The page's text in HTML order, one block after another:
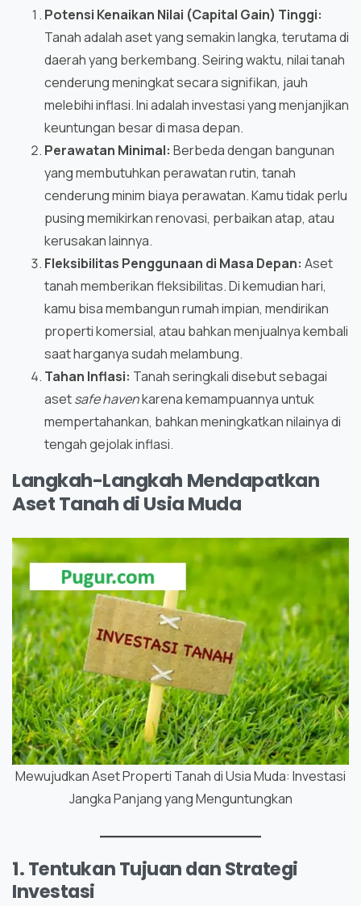
Potensi Kenaikan Nilai (Capital Gain) Tinggi:
Tanah adalah aset yang semakin langka, terutama di
daerah yang berkembang. Seiring waktu, nilai tanah
cenderung meningkat secara signifikan, jauh
melebihi inflasi. Ini adalah investasi yang menjanjikan
keuntungan besar di masa depan.
Perawatan Minimal: Berbeda dengan bangunan
yang membutuhkan perawatan rutin, tanah
cenderung minim biaya perawatan. Kamu tidak perlu
pusing memikirkan renovasi, perbaikan atap, atau
kerusakan lainnya.
Fleksibilitas Penggunaan di Masa Depan: Aset
tanah memberikan fleksibilitas. Di kemudian hari,
kamu bisa membangun rumah impian, mendirikan
properti komersial, atau bahkan menjualnya kembali
saat harganya sudah melambung.
Tahan Inflasi: Tanah seringkali disebut sebagai
asetsafe havenkarena kemampuannya untuk
mempertahankan, bahkan meningkatkan nilainya di
tengah gejolak inflasi.
Langkah-Langkah Mendapatkan
Aset Tanah di Usia Muda
Mewujudkan Aset Properti Tanah di Usia Muda: Investasi
Jangka Panjang yang Menguntungkan
1. Tentukan Tujuan dan Strategi
Investasi